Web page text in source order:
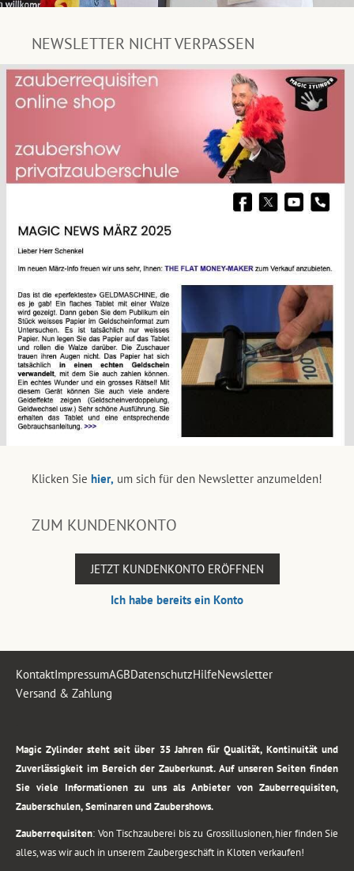
NEWSLETTER NICHT VERPASSEN
Klicken Sie hier, um sich für den Newsletter anzumelden!
ZUM KUNDENKONTO
JETZT KUNDENKONTO ERÖFFNEN
Ich habe bereits ein Konto
KontaktImpressumAGBDatenschutzHilfeNewsletter
Versand & Zahlung
Magic Zylinder steht seit über 35 Jahren für Qualität, Kontinuität und
Zuverlässigkeit im Bereich der Zauberkunst. Auf unseren Seiten finden
Sie viele Informationen zu uns als Anbieter von Zauberrequisiten,
Zauberschulen, Seminaren und Zaubershows.
Zauberrequisiten: Von Tischzauberei bis zu Grossillusionen, hier finden Sie
alles, was wir auch in unserem Zaubergeschäft in Kloten verkaufen!